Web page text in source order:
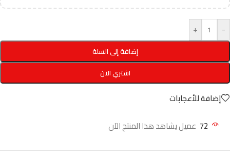
-
+
إضافة إلى السلة
اشتري الآن
إضافة للأعجابات
72 عميل يشاهد هذا المنتج الآن